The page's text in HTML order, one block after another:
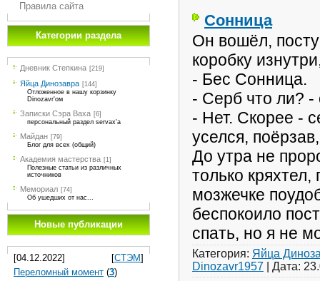
Правила сайта
Категории раздела
Дневник Степкина [219]
Яйца Динозавра [144]
Отложенное в нашу корзинку
Dinozavr'ом
Записки Сэра Ваха [6]
персональный раздел servax'а
Майдан [79]
Блог для всех (общий)
Академия мастерства [1]
Полезные статьи из различных
источников
Мемориал [74]
Об ушедших от нас...
Новые публикации
[04.12.2022] [СТЭМ]
Переломный момент (3)
Сонница
Он вошёл,
коробку
- Бес Сонница.
- Серб что ли? -
- Нет. Скорее -
уселся,
До утра не
только
мозжечке
беспокоило
спать, но я не
Категория: Яйца
Dinozavr1957
Дата: